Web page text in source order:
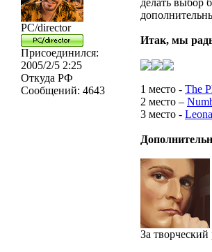
PC/director
Присоединился:
2005/2/5 2:25
Откуда РФ
Сообщений: 4643
делать выбор
Итак, мы
1 место - The
2 место –
3 место -
За творческий